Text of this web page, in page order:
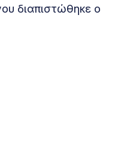
διαπιστώθηκε ο